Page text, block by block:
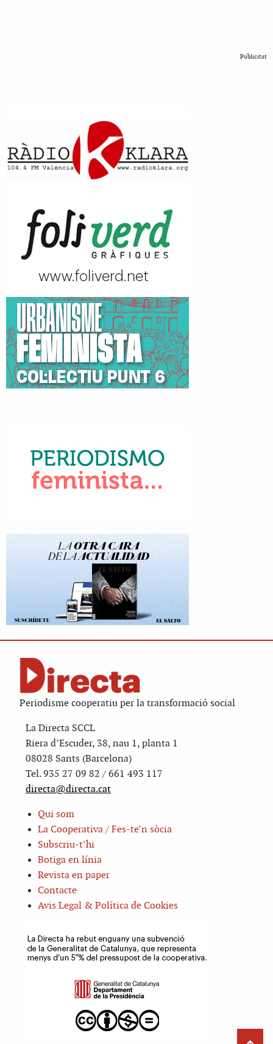
Publicitat
Periodisme cooperatiu per la transformació social
La Directa SCCL
Riera d’Escuder, 38, nau 1, planta 1
08028 Sants (Barcelona)
Tel. 935 27 09 82 / 661 493 117
directa@directa.cat
Qui som
La Cooperativa / Fes-te’n sòcia
Subscriu-t’hi
Botiga en línia
Revista en paper
Contacte
Avis Legal & Política de Cookies